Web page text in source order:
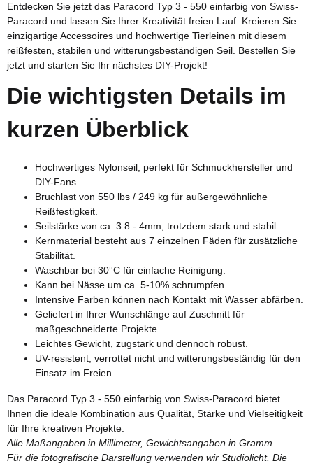
Entdecken Sie jetzt das Paracord Typ 3 - 550 einfarbig von Swiss-
Paracord und lassen Sie Ihrer Kreativität freien Lauf. Kreieren Sie
einzigartige Accessoires und hochwertige Tierleinen mit diesem
reißfesten, stabilen und witterungsbeständigen Seil. Bestellen Sie
jetzt und starten Sie Ihr nächstes DIY-Projekt!
Die wichtigsten Details im
kurzen Überblick
Hochwertiges Nylonseil, perfekt für Schmuckhersteller und
DIY-Fans.
Bruchlast von 550 lbs / 249 kg für außergewöhnliche
Reißfestigkeit.
Seilstärke von ca. 3.8 - 4mm, trotzdem stark und stabil.
Kernmaterial besteht aus 7 einzelnen Fäden für zusätzliche
Stabilität.
Waschbar bei 30°C für einfache Reinigung.
Kann bei Nässe um ca. 5-10% schrumpfen.
Intensive Farben können nach Kontakt mit Wasser abfärben.
Geliefert in Ihrer Wunschlänge auf Zuschnitt für
maßgeschneiderte Projekte.
Leichtes Gewicht, zugstark und dennoch robust.
UV-resistent, verrottet nicht und witterungsbeständig für den
Einsatz im Freien.
Das Paracord Typ 3 - 550 einfarbig von Swiss-Paracord bietet
Ihnen die ideale Kombination aus Qualität, Stärke und Vielseitigkeit
für Ihre kreativen Projekte.
Alle Maßangaben in Millimeter, Gewichtsangaben in Gramm.
Für die fotografische Darstellung verwenden wir Studiolicht. Die